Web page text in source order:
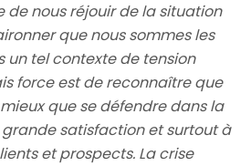
de nous réjouir de la situation
que nous sommes les
un tel contexte de tension
force est de reconnaître que
mieux que se défendre dans la
satisfaction et surtout à
et prospects. La crise